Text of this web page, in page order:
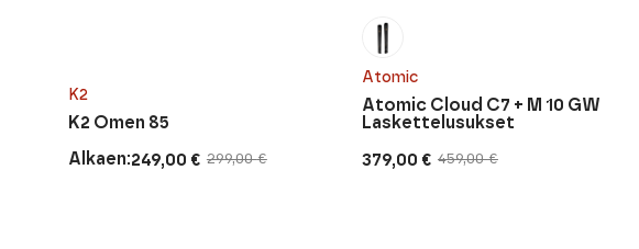
K2
Alkaen: 299,00€
Alkuperäinen
249,00 €
Nykyinen
K2 Omen 85
Atomic
459,00€
Alkuperäinen
379,00 €
Nykyinen
Atomic Cloud C7 + M 10 GW
Laskettelusukset